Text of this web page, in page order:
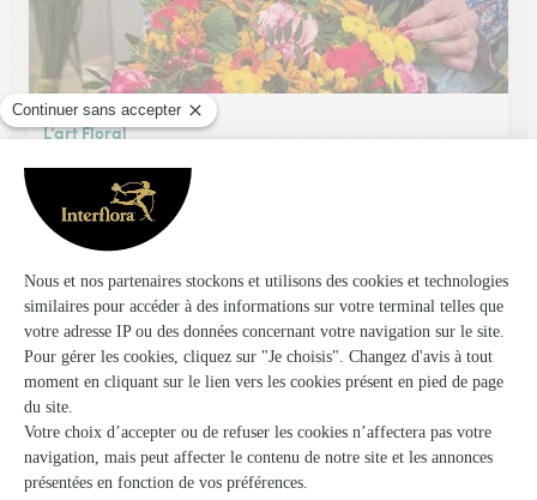
L’art Floral
Metz
★4.5 (13)
12, rue Pierre Perrat